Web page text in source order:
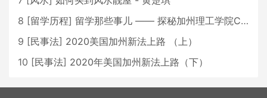
8 [留学历程] 留学那些事儿 —— 探秘加州理工学院Caltech博士生活 [上集]
9 [民事法] 2020美国加州新法上路 （上）
10 [民事法] 2020年美国加州新法上路（下）